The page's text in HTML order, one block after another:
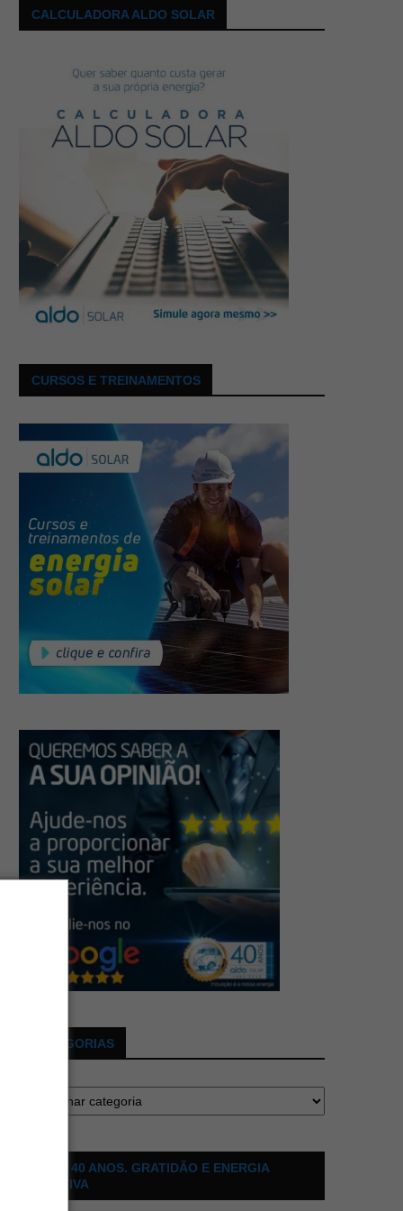
CALCULADORA ALDO SOLAR
CURSOS E TREINAMENTOS
CATEGORIAS
ALDO 40 ANOS. GRATIDÃO E ENERGIA
POSITIVA